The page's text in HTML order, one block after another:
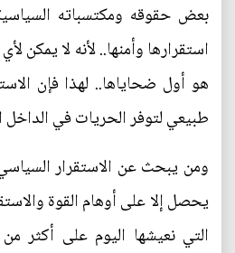
بعض حقوقه ومكتسباته
استقرارها وأمنها.. لأنه لا يمكن
هو أول ضحاياها.. لهذا فإن
طبيعي لتوفر الحريات في الداخل
ومن يبحث عن الاستقرار
يحصل إلا على أوهام القوة
التي نعيشها اليوم على أكثر